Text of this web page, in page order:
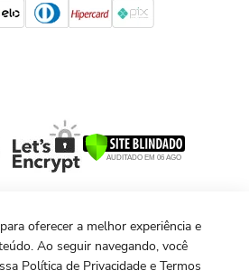
oferecer a melhor experiência e
Ao seguir navegando, você
Política de Privacidade e Termos